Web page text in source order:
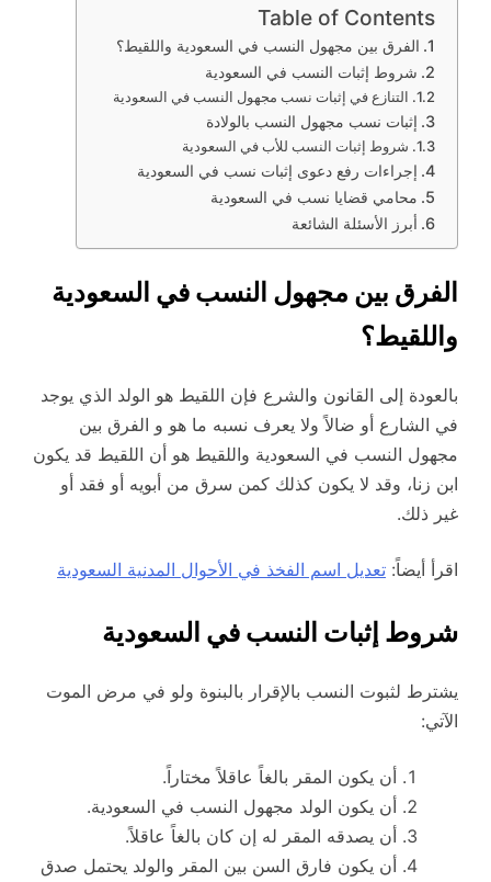
Table of Contents
الفرق بين مجهول النسب في السعودية واللقيط؟
شروط إثبات النسب في السعودية
التنازع في إثبات نسب مجهول النسب في السعودية
إثبات نسب مجهول النسب بالولادة
شروط إثبات النسب للأب في السعودية
إجراءات رفع دعوى إثبات نسب في السعودية
محامي قضايا نسب في السعودية
أبرز الأسئلة الشائعة
الفرق بين مجهول النسب في السعودية
واللقيط؟
بالعودة إلى القانون والشرع فإن اللقيط هو الولد الذي يوجد
في الشارع أو ضالاً ولا يعرف نسبه ما هو و الفرق بين
مجهول النسب في السعودية واللقيط هو أن اللقيط قد يكون
ابن زنا، وقد لا يكون كذلك كمن سرق من أبويه أو فقد أو
غير ذلك.
اقرأ أيضاً: تعديل اسم الفخذ في الأحوال المدنية السعودية
شروط إثبات النسب في السعودية
يشترط لثبوت النسب بالإقرار بالبنوة ولو في مرض الموت
الآتي:
أن يكون المقر بالغاً عاقلاً مختاراً.
أن يكون الولد مجهول النسب في السعودية.
أن يصدقه المقر له إن كان بالغاً عاقلاً.
أن يكون فارق السن بين المقر والولد يحتمل صدق